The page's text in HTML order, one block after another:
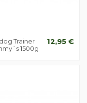
Trainer
1500g
12,95 €